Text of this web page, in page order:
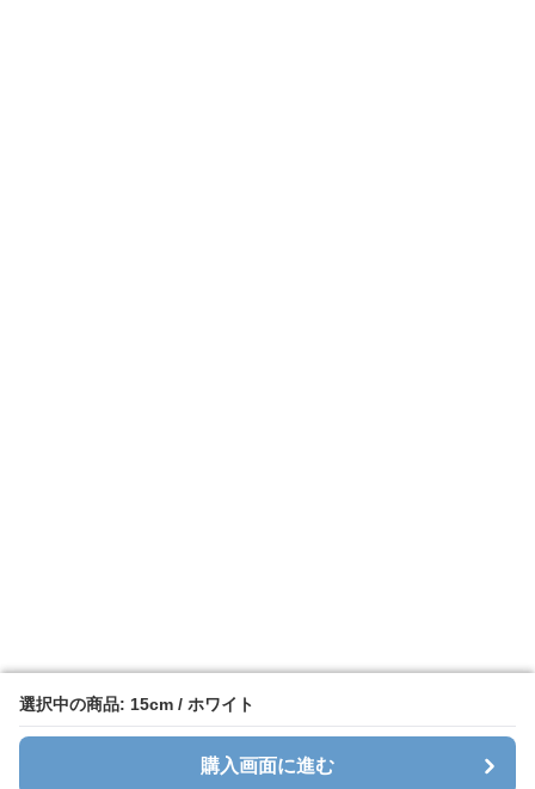
選択中の商品: 15cm / ホワイト
購入画面に進む
選択中の商品: 15cm / ホワイト
購入画面に進む